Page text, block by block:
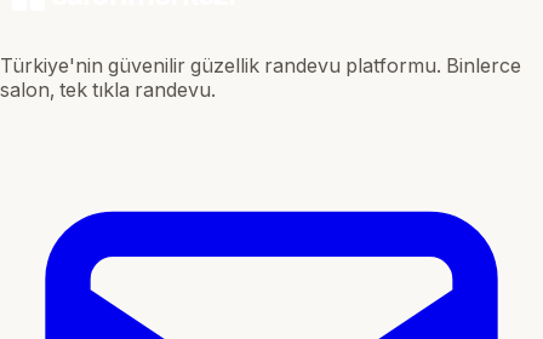
Türkiye'nin güvenilir güzellik randevu platformu. Binlerce
salon, tek tıkla randevu.